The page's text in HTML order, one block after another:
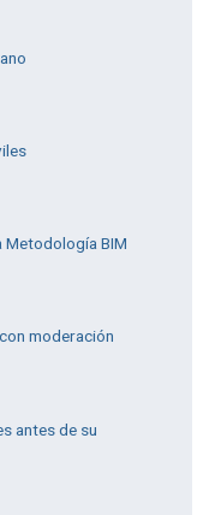
Metodología BIM
moderación
antes de su